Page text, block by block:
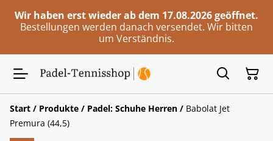
Wir haben erst wieder ab dem 17.08.2026 geöffnet.
Bestellungen werden danach versendet. Wir bitten
um Verständnis.
Start / Produkte / Padel: Schuhe Herren / Babolat Jet
Premura (44,5)